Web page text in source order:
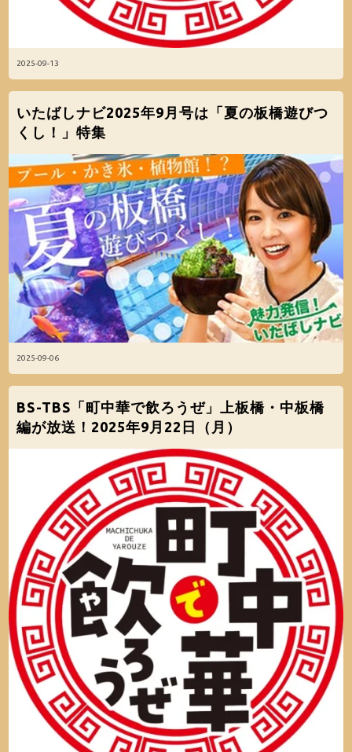
2025-09-13
2025-09-06
いたばしナビ2025年9月号は「夏の板橋遊びつ
くし！」特集
BS-TBS「町中華で飲ろうぜ」上板橋・中板橋
編が放送！2025年9月22日（月）